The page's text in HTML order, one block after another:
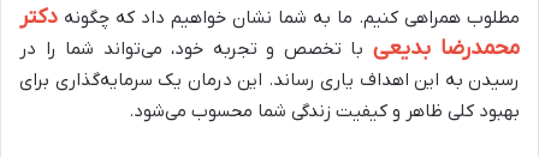
مطلوب همراهی کنیم. ما به شما نشان خواهیم داد که چگونه دکتر
محمدرضا بدیعی با تخصص و تجربه خود، می‌تواند شما را در
رسیدن به این اهداف یاری رساند. این درمان یک سرمایه‌گذاری برای
بهبود کلی ظاهر و کیفیت زندگی شما محسوب می‌شود.